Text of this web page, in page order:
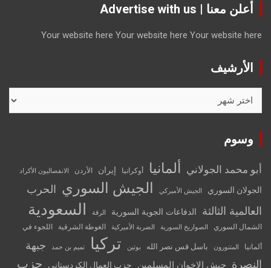
أعلن معنا | Advertise with us
Your website here Your website here Your website here
الأرشيف
وسوم
أبو محمد الجولاني ألمانيا أوكرانيا إيران الأردن الانفصاليون الأكراد
الجولان السوري الجيش الأميركي الجيش السوري الحرب
العالمية الثالثة
الدفاعات الجوية السورية الرقة السعودية
الشمال السوري الصواريخ السورية الضربة الأميركية الغوطة الشرقية اللجوء في
ألمانيا المتنورون باسل قس نصر الله بوتين تركيا تميم بن حمد
جبهة
النصرة
جيش الإخوان المسلمين حزب العمال الكردستاني حزب